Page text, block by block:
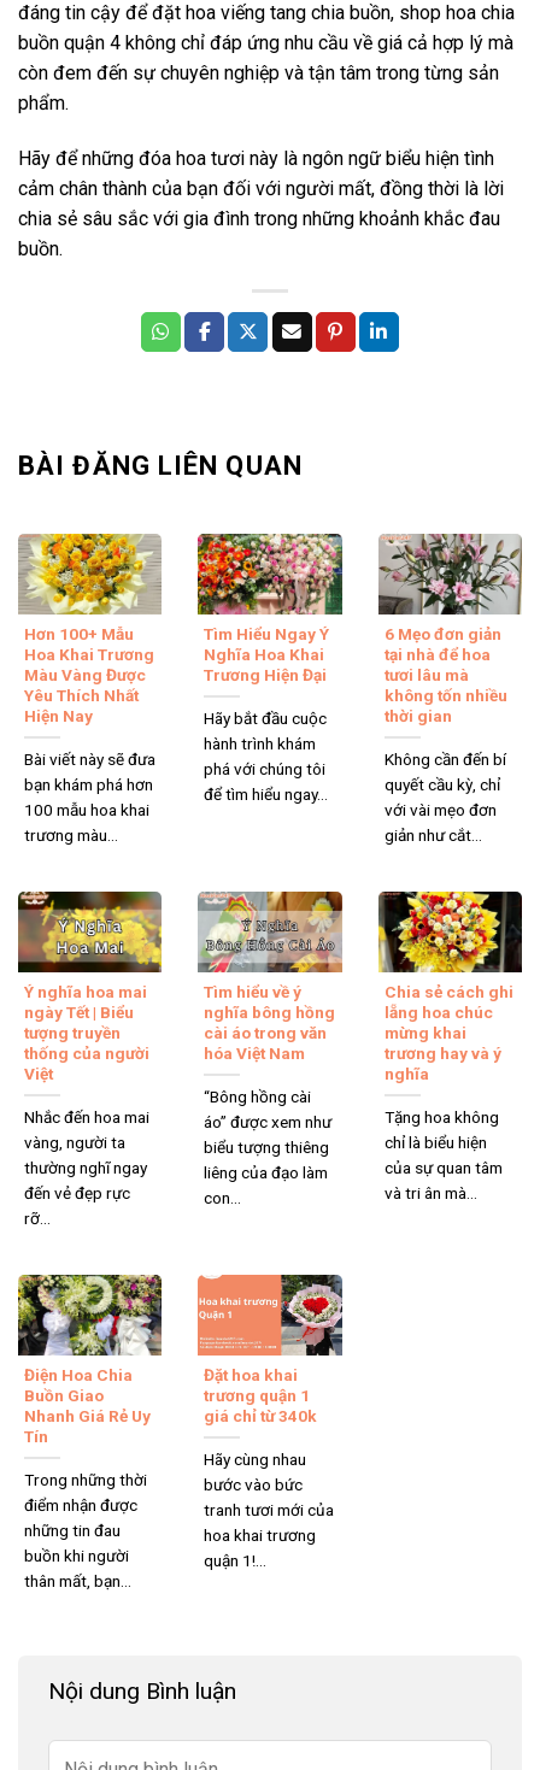
đáng tin cậy để đặt hoa viếng tang chia buồn, shop hoa chia
buồn quận 4 không chỉ đáp ứng nhu cầu về giá cả hợp lý mà
còn đem đến sự chuyên nghiệp và tận tâm trong từng sản
phẩm.
Hãy để những đóa hoa tươi này là ngôn ngữ biểu hiện tình
cảm chân thành của bạn đối với người mất, đồng thời là lời
chia sẻ sâu sắc với gia đình trong những khoảnh khắc đau
buồn.
BÀI ĐĂNG LIÊN QUAN
Hơn 100+ Mẫu
Hoa Khai Trương
Màu Vàng Được
Yêu Thích Nhất
Hiện Nay
Bài viết này sẽ đưa
bạn khám phá hơn
100 mẫu hoa khai
trương màu...
Tìm Hiểu Ngay Ý
Nghĩa Hoa Khai
Trương Hiện Đại
Hãy bắt đầu cuộc
hành trình khám
phá với chúng tôi
để tìm hiểu ngay...
6 Mẹo đơn giản
tại nhà để hoa
tươi lâu mà
không tốn nhiều
thời gian
Không cần đến bí
quyết cầu kỳ, chỉ
với vài mẹo đơn
giản như cắt...
Ý nghĩa hoa mai
ngày Tết | Biểu
tượng truyền
thống của người
Việt
Nhắc đến hoa mai
vàng, người ta
thường nghĩ ngay
đến vẻ đẹp rực
rỡ...
Tìm hiểu về ý
nghĩa bông hồng
cài áo trong văn
hóa Việt Nam
“Bông hồng cài
áo” được xem như
biểu tượng thiêng
liêng của đạo làm
con...
Chia sẻ cách ghi
lẵng hoa chúc
mừng khai
trương hay và ý
nghĩa
Tặng hoa không
chỉ là biểu hiện
của sự quan tâm
và tri ân mà...
Điện Hoa Chia
Buồn Giao
Nhanh Giá Rẻ Uy
Tín
Trong những thời
điểm nhận được
những tin đau
buồn khi người
thân mất, bạn...
Đặt hoa khai
trương quận 1
giá chỉ từ 340k
Hãy cùng nhau
bước vào bức
tranh tươi mới của
hoa khai trương
quận 1!...
Nội dung Bình luận